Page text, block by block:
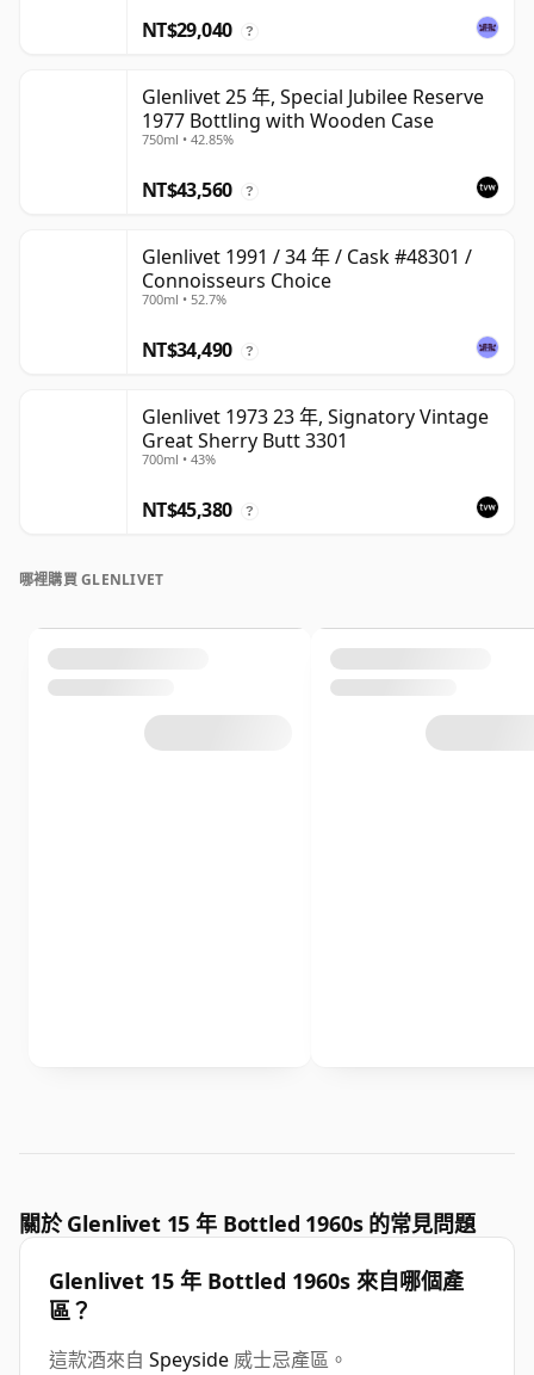
NT$29,040 ?
Glenlivet 25 年, Special Jubilee Reserve
1977 Bottling with Wooden Case
750ml • 42.85%
NT$43,560 ?
Glenlivet 1991 / 34 年 / Cask #48301 /
Connoisseurs Choice
700ml • 52.7%
NT$34,490 ?
Glenlivet 1973 23 年, Signatory Vintage
Great Sherry Butt 3301
700ml • 43%
NT$45,380 ?
哪裡購買 GLENLIVET
關於 Glenlivet 15 年 Bottled 1960s 的常見問題
Glenlivet 15 年 Bottled 1960s 來自哪個產
區？
這款酒來自 Speyside 威士忌產區。